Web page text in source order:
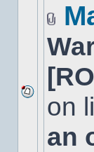
Aucun
nouveau
message
non-
joint(s)
on
an